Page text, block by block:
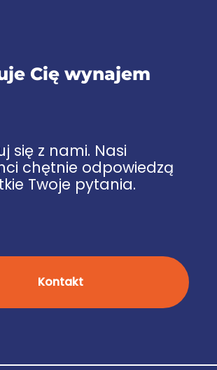
Cię wynajem
się z nami. Nasi
chętnie odpowiedzą
Twoje pytania.
Kontakt